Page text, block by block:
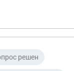
ГУВМ МВД надо
решен